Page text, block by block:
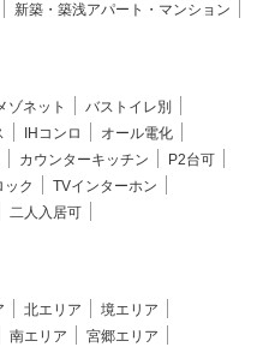
新築・築浅アパート・マンション
ゾネット
バストイレ別
IHコンロ
オール電化
カウンターキッチン
P2台可
ック
TVインターホン
二人入居可
北エリア
境エリア
南エリア
宮郷エリア